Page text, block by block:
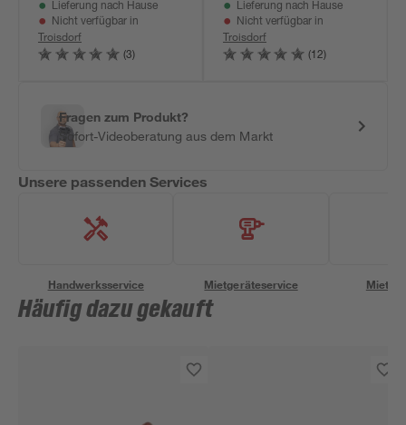
Lieferung nach Hause
Nicht verfügbar in
Troisdorf
(3)
Lieferung nach Hause
Nicht verfügbar in
Troisdorf
(12)
Fragen zum Produkt?
Sofort-Videoberatung aus dem Markt
Unsere passenden Services
Handwerksservice Mietgeräteservice
Häufig dazu gekauft